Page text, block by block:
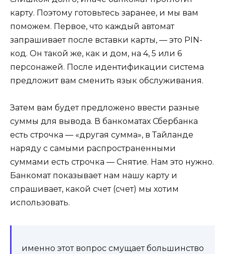
карту. Поэтому готовьтесь заранее, и мы вам
поможем. Первое, что каждый автомат
запрашивает после вставки карты, — это PIN-
код. Он такой же, как и дом, на 4, 5 или 6
персонажей. После идентификации система
предложит вам сменить язык обслуживания.
Затем вам будет предложено ввести разные
суммы для вывода. В банкоматах Сбербанка
есть строчка — «другая сумма», в Тайланде
наряду с самыми распространенными
суммами есть строчка — Снятие. Нам это нужно.
Банкомат показывает нам нашу карту и
спрашивает, какой счет (счет) мы хотим
использовать.
именно этот вопрос смущает большинство